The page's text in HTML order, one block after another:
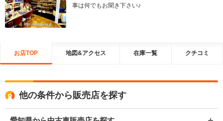
事は何でもお聞き下さい♪
お店TOP 地図&アクセス 在庫一覧 クチコミ
他の条件から販売店を探す